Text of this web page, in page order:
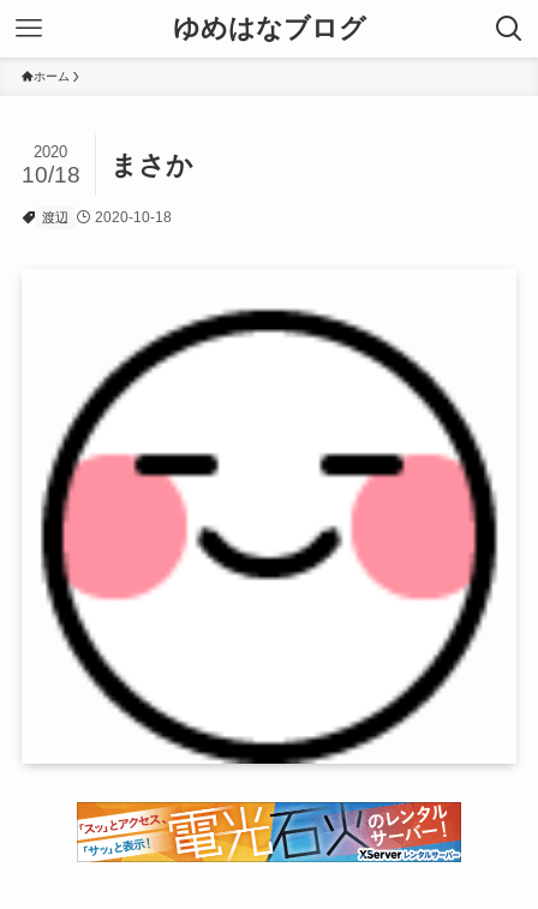
ゆめはなブログ
ホーム
まさか
2020
10/18
渡辺 2020-10-18